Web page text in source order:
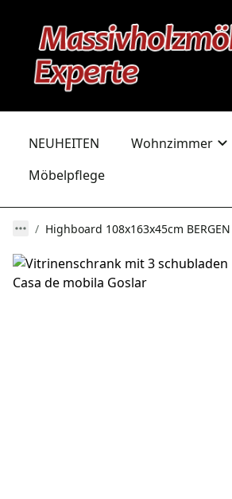
NEUHEITEN Wohnzimmer
Möbelpflege
Highboard 108x163x45cm